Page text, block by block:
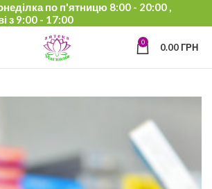
по п'ятницю 8:00 - 20:00 ,
з 9:00 - 17:00
0 0.00ГРН